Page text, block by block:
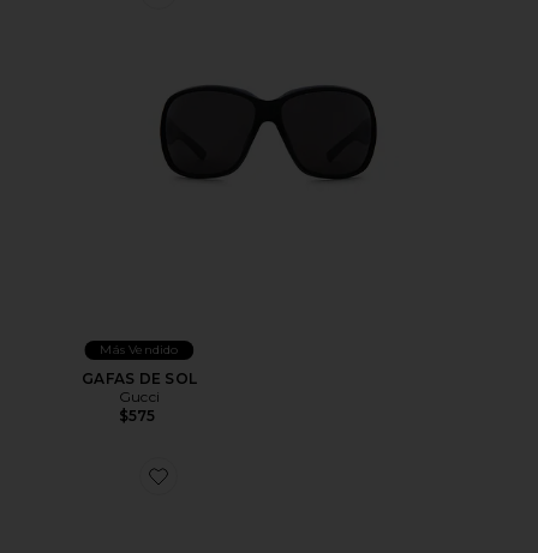
Favorite GAFAS DE SOL
Más Vendido
GAFAS DE SOL
Gucci
$575
Favorite GAFAS DE SOL